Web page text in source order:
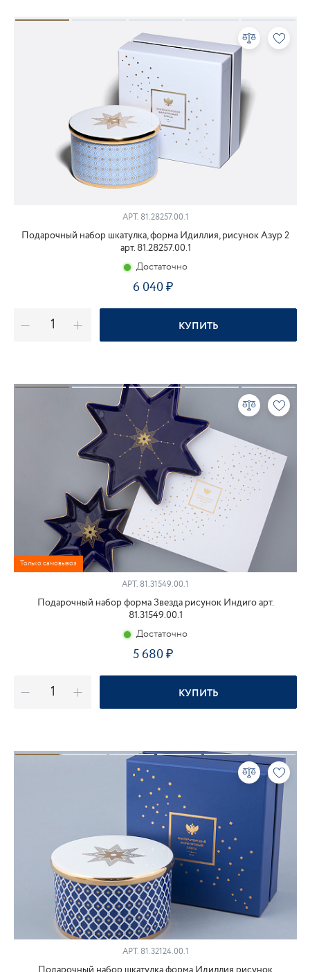
АРТ.81.28257.00.1
Подарочный набор шкатулка, форма Идиллия, рисунок Азур 2
арт. 81.28257.00.1
Достаточно
6 040
КУПИТЬ
Только самовывоз
АРТ. 81.31549.00.1
Подарочный набор форма Звезда рисунок Индиго арт.
81.31549.00.1
Достаточно
5 680
КУПИТЬ
АРТ.81.32124.00.1